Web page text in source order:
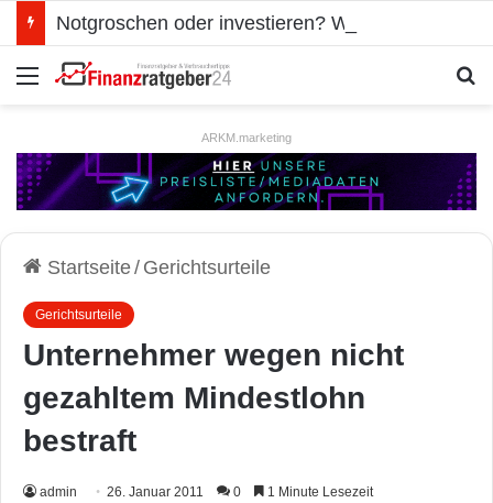
Menü
ARKM.marketing
Startseite/ Gerichtsurteile
Gerichtsurteile
Unternehmer wegen nicht
gezahltem Mindestlohn
bestraft
admin 26. Januar 2011 0 1 Minute Lesezeit